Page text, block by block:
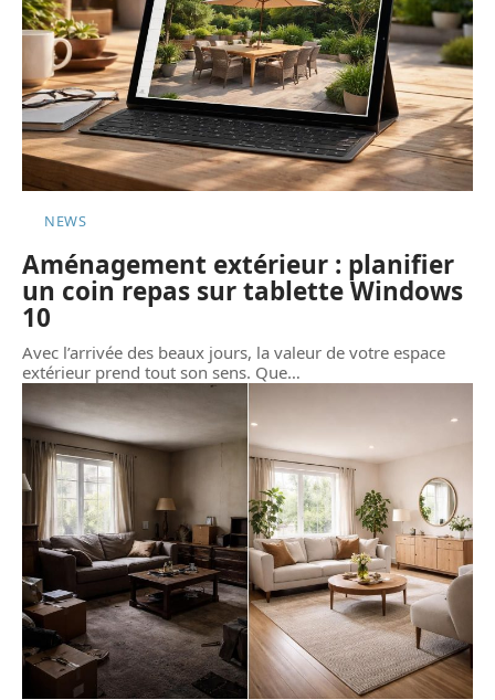
NEWS
Aménagement extérieur : planifier
un coin repas sur tablette Windows
10
Avec l’arrivée des beaux jours, la valeur de votre espace
extérieur prend tout son sens. Que…